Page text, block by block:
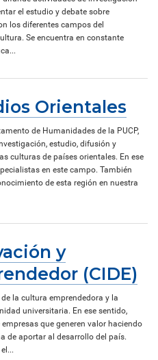
el estudio y debate sobre
los diferentes campos del
Se encuentra en constante
Orientales
de Humanidades de la PUCP,
estudio, difusión y
culturas de países orientales. En ese
en este campo. También
de esta región en nuestra
y
(CIDE)
la cultura emprendedora y la
universitaria. En ese sentido,
que generen valor haciendo
de aportar al desarrollo del país.